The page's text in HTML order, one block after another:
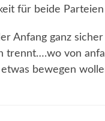
für beide
Anfang ganz
trennt….wo von
bewegen